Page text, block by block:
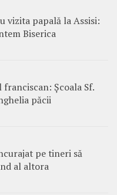
vizita papală la Assisi:
Biserica
Școala Sf.
păcii
pe tineri să
al altora